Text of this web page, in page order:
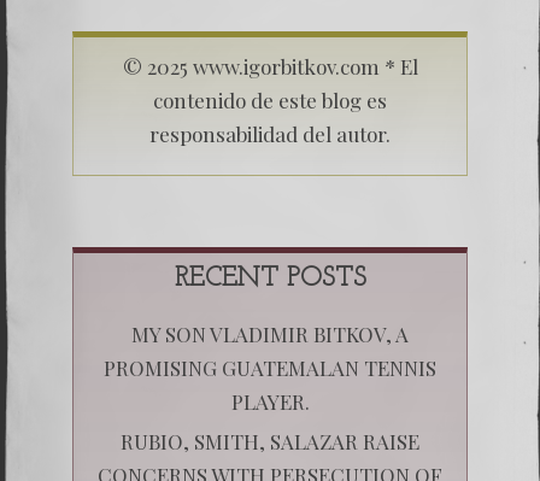
© 2025 www.igorbitkov.com * El
contenido de este blog es
responsabilidad del autor.
RECENT POSTS
MY SON VLADIMIR BITKOV, A
PROMISING GUATEMALAN TENNIS
PLAYER.
RUBIO, SMITH, SALAZAR RAISE
CONCERNS WITH PERSECUTION OF